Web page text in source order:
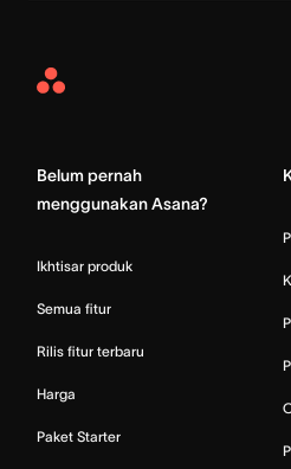
Asana
Belum pernah
menggunakan Asana?
Ikhtisar produk
Semua fitur
Rilis fitur terbaru
Harga
Paket Starter